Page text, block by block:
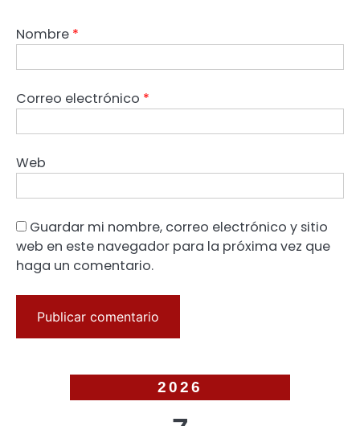
Nombre *
Correo electrónico *
Web
Guardar mi nombre, correo electrónico y sitio
web en este navegador para la próxima vez que
haga un comentario.
2026